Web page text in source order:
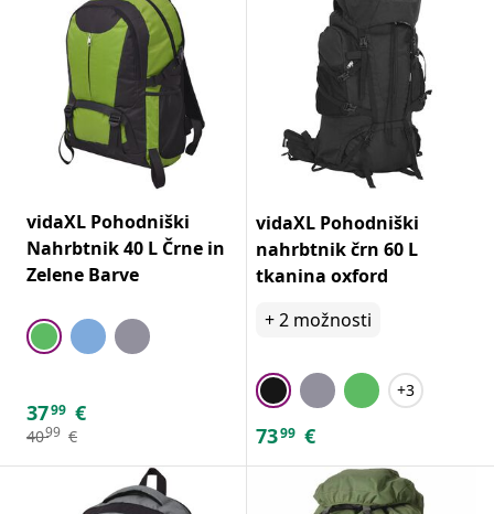
vidaXL Pohodniški
Nahrbtnik 40 L Črne in
Zelene Barve
3799 €
4099 €
vidaXL Pohodniški
nahrbtnik črn 60 L
tkanina oxford
+2 možnosti
+3
7399 €